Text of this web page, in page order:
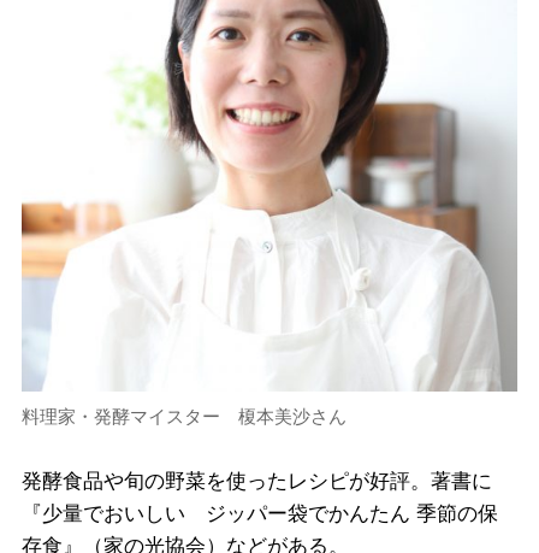
料理家・発酵マイスター 榎本美沙さん
発酵食品や旬の野菜を使ったレシピが好評。著書に
『少量でおいしい ジッパー袋でかんたん 季節の保
存食』（家の光協会）などがある。